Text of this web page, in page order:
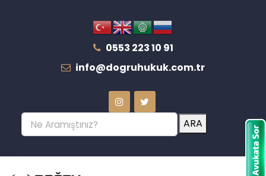
0553 223 10 91
info@dogruhukuk.com.tr
ARA